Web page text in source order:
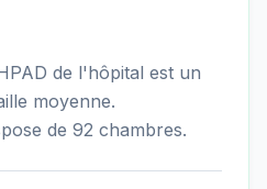
de l'hôpital est un
moyenne.
de 92 chambres.